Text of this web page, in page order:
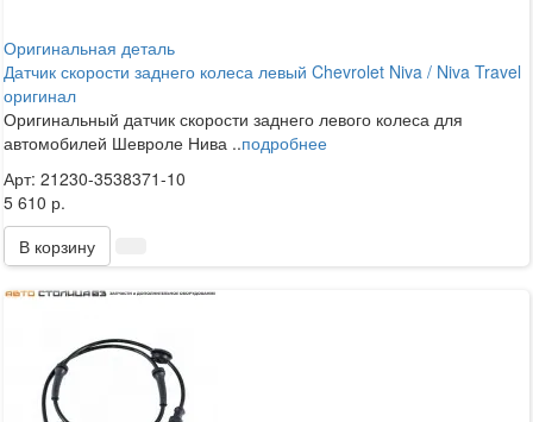
Оригинальная деталь
Датчик скорости заднего колеса левый Chevrolet Niva / Niva Travel
оригинал
Оригинальный датчик скорости заднего левого колеса для
автомобилей Шевроле Нива ..подробнее
Арт: 21230-3538371-10
5 610 р.
В корзину